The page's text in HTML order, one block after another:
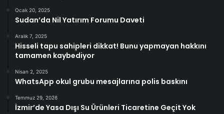
Ocak 20, 2025
Sudan’da Nil Yatırım Forumu Daveti
Aralık 7, 2025
Hisseli tapu sahipleri dikkat! Bunu yapmayan hakkını
tamamen kaybediyor
Nisan 2, 2025
WhatsApp okul grubu mesajlarına polis baskını
Temmuz 29, 2026
İzmir’de Yasa Dışı Su Ürünleri Ticaretine Geçit Yok